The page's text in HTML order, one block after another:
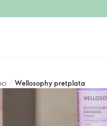
/ Wellosophy pretplata